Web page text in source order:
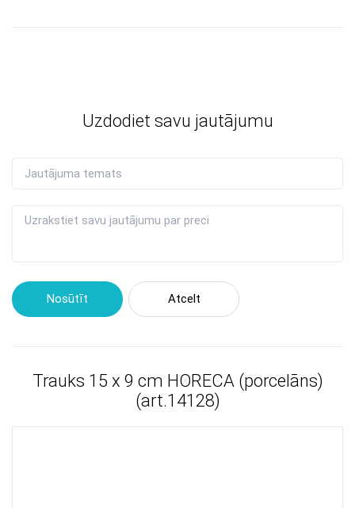
Uzdodiet savu jautājumu
Nosūtīt Atcelt
Trauks 15 x 9 cm HORECA (porcelāns)
(art.14128)